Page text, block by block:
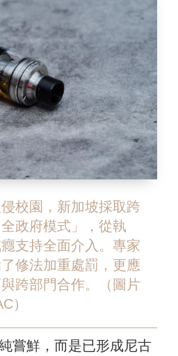
校園，新加坡採取跨
政府模式」，從執
支持全面介入。專家
修法加重處罰，更應
跨部門合作。（圖片
）
嘗鮮，而是已形成尼古